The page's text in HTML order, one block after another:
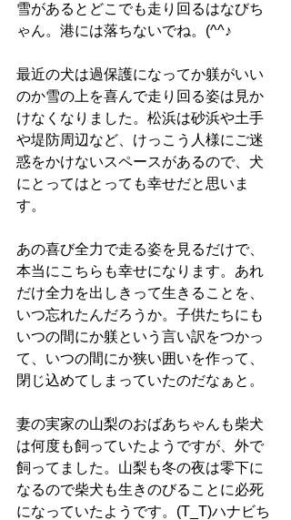
雪があるとどこでも走り回るはなびち
ゃん。港には落ちないでね。(^^♪
最近の犬は過保護になってか躾がいい
のか雪の上を喜んで走り回る姿は見か
けなくなりました。松浜は砂浜や土手
や堤防周辺など、けっこう人様にご迷
惑をかけないスペースがあるので、犬
にとってはとっても幸せだと思いま
す。
あの喜び全力で走る姿を見るだけで、
本当にこちらも幸せになります。あれ
だけ全力を出しきって生きることを、
いつ忘れたんだろうか。子供たちにも
いつの間にか躾という言い訳をつかっ
て、いつの間にか狭い囲いを作って、
閉じ込めてしまっていたのだなぁと。
妻の実家の山梨のおばあちゃんも柴犬
は何度も飼っていたようですが、外で
飼ってました。山梨も冬の夜は零下に
なるので柴犬も生きのびることに必死
になっていたようです。(T_T)ハナビち